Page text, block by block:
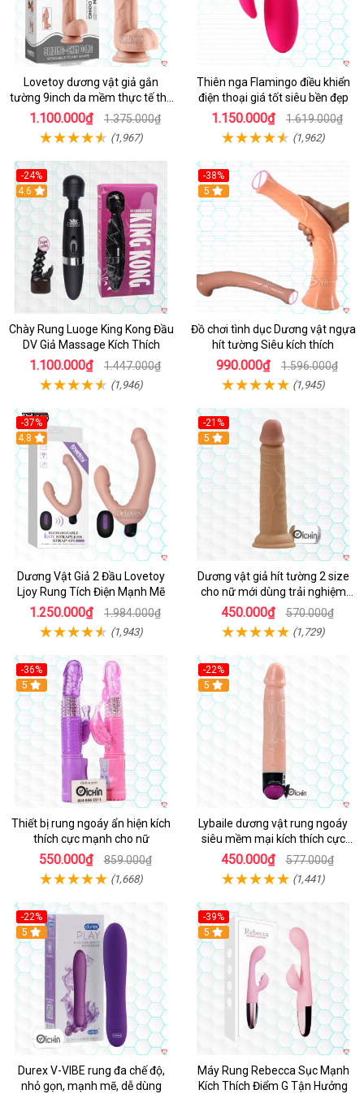
Lovetoy dương vật giả gắn
tường 9inch da mềm thực tế thú
vị
1.100.000₫ 1.375.000₫
(1,967)
Thiên nga Flamingo điều khiển
điện thoại giá tốt siêu bền đẹp
1.150.000₫ 1.619.000₫
(1,962)
-24%
4.6
Chày Rung Luoge King Kong Đầu
DV Giả Massage Kích Thích
1.100.000₫ 1.447.000₫
(1,946)
-38%
Hot
5
Đồ chơi tình dục Dương vật ngựa
hít tường Siêu kích thích
990.000₫ 1.596.000₫
(1,945)
-37%
Hot
4.8
Dương Vật Giả 2 Đầu Lovetoy
Ljoy Rung Tích Điện Mạnh Mẽ
1.250.000₫ 1.984.000₫
(1,943)
-21%
Hot
5
Dương vật giả hít tường 2 size
cho nữ mới dùng trải nghiệm
thật
450.000₫ 570.000₫
(1,729)
-36%
Hot
5
Thiết bị rung ngoáy ẩn hiện kích
thích cực mạnh cho nữ
550.000₫ 859.000₫
(1,668)
-22%
Hot
5
Lybaile dương vật rung ngoáy
siêu mềm mại kích thích cực
mạnh
450.000₫ 577.000₫
(1,441)
-22%
Hot
5
Durex V-VIBE rung đa chế độ,
nhỏ gọn, mạnh mẽ, dễ dùng
-39%
Hot
5
Máy Rung Rebecca Sục Mạnh
Kích Thích Điểm G Tận Hưởng